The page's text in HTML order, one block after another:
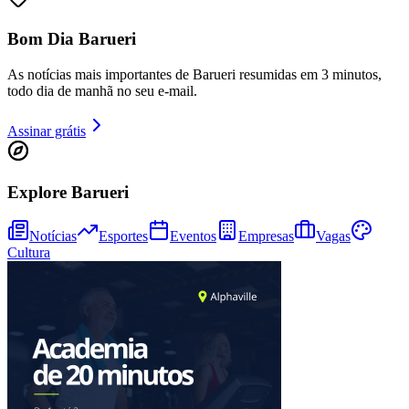
Bom Dia Barueri
As notícias mais importantes de Barueri resumidas em 3 minutos,
todo dia de manhã no seu e-mail.
Assinar grátis
Explore Barueri
Notícias Esportes Eventos Empresas
Vagas
Cultura